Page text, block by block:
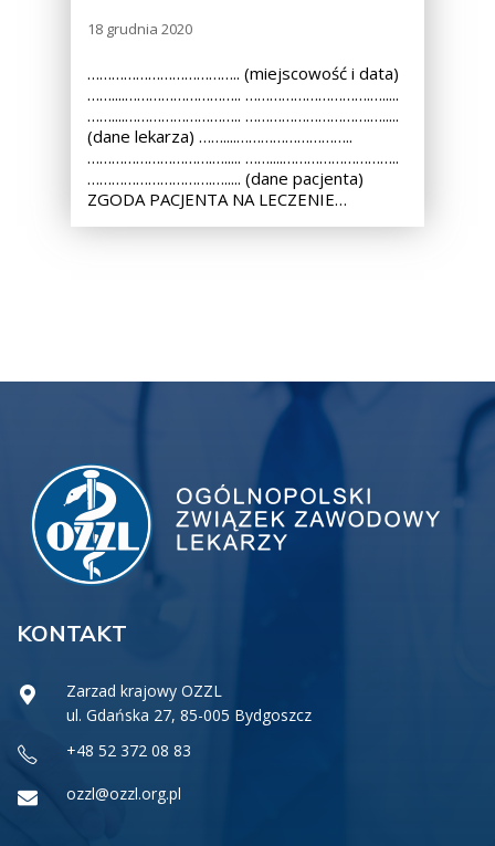
18 grudnia 2020
……………………………….. (miejscowość i data)
……....……………………….. ………………………….….....
……....……………………….. ………………………….….....
(dane lekarza) ……....………………………..
………………………….…..... ……....………………………..
………………………….…..... (dane pacjenta)
ZGODA PACJENTA NA LECZENIE…
KONTAKT
Zarzad krajowy OZZL
ul. Gdańska 27, 85-005 Bydgoszcz
+48 52 372 08 83
ozzl@ozzl.org.pl